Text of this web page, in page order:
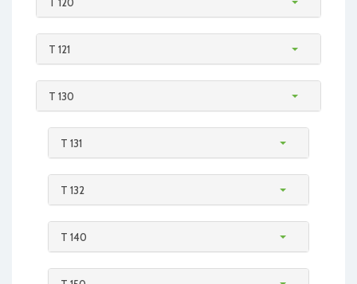
T 121
T 130
T 131
T 132
T 140